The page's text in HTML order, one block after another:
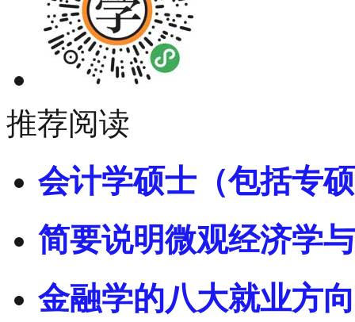
推荐阅读
会计学硕士（包括专
简要说明微观经济学
金融学的八大就业方